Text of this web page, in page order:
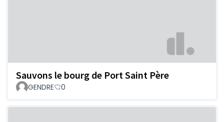
Sauvons le bourg de Port Saint Père
GENDRE 0